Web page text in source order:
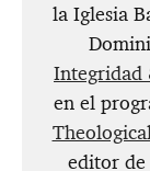
la Iglesia
Integridad
en el
editor de